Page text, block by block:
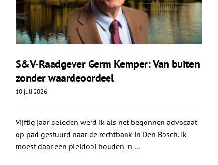
S&V-Raadgever Germ Kemper: Van buiten
zonder waardeoordeel
10 juli 2026
Vijftig jaar geleden werd ik als net begonnen advocaat
op pad gestuurd naar de rechtbank in Den Bosch. Ik
moest daar een pleidooi houden in ...